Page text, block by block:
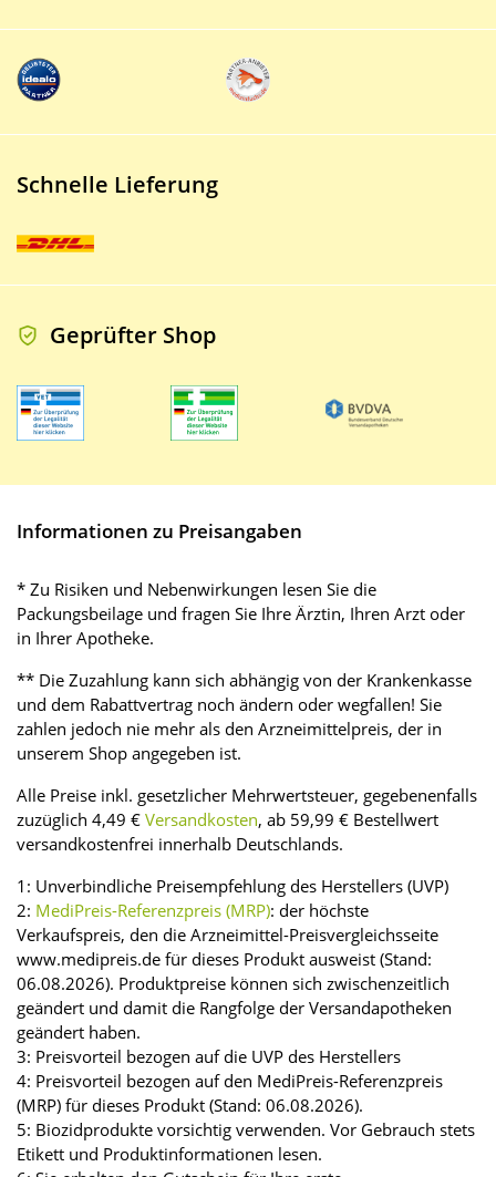
Schnelle Lieferung
Geprüfter Shop
Informationen zu Preisangaben
* Zu Risiken und Nebenwirkungen lesen Sie die
Packungsbeilage und fragen Sie Ihre Ärztin, Ihren Arzt oder
in Ihrer Apotheke.
** Die Zuzahlung kann sich abhängig von der Krankenkasse
und dem Rabattvertrag noch ändern oder wegfallen! Sie
zahlen jedoch nie mehr als den Arzneimittelpreis, der in
unserem Shop angegeben ist.
Alle Preise inkl. gesetzlicher Mehrwertsteuer, gegebenenfalls
zuzüglich 4,49 € Versandkosten, ab 59,99 € Bestellwert
versandkostenfrei innerhalb Deutschlands.
1: Unverbindliche Preisempfehlung des Herstellers (UVP)
2: MediPreis-Referenzpreis (MRP): der höchste
Verkaufspreis, den die Arzneimittel-Preisvergleichsseite
www.medipreis.de für dieses Produkt ausweist (Stand:
06.08.2026). Produktpreise können sich zwischenzeitlich
geändert und damit die Rangfolge der Versandapotheken
geändert haben.
3: Preisvorteil bezogen auf die UVP des Herstellers
4: Preisvorteil bezogen auf den MediPreis-Referenzpreis
(MRP) für dieses Produkt (Stand: 06.08.2026).
5: Biozidprodukte vorsichtig verwenden. Vor Gebrauch stets
Etikett und Produktinformationen lesen.